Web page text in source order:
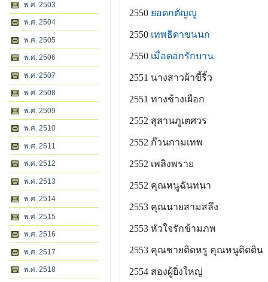
พ.ศ. 2503
พ.ศ. 2504
พ.ศ. 2505
พ.ศ. 2506
พ.ศ. 2507
พ.ศ. 2508
พ.ศ. 2509
พ.ศ. 2510
พ.ศ. 2511
พ.ศ. 2512
พ.ศ. 2513
พ.ศ. 2514
พ.ศ. 2515
พ.ศ. 2516
พ.ศ. 2517
พ.ศ. 2518
2550 ยอดกตัญญู
2550 เทพธิดาขนนก
2550 เมื่อดอกรักบาน
2551 นางสาวผ้าขี้ริ้ว
2551 ทางช้างเผือก
2552 สุสานภูเตศวร
2552 ก๊วนกามเทพ
2552 เพลิงพราย
2552 คุณหนูฉันทนา
2553 คุณนายสามสลึง
2553 หัวใจรักข้ามภพ
2553 คุณชายติดหรู คุณหนูติดดิน
2554 สองผู้ยิ่งใหญ่